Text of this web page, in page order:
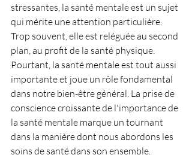
stressantes, la santé mentale est un sujet
qui mérite une attention particulière.
Trop souvent, elle est reléguée au second
plan, au profit de la santé physique.
Pourtant, la santé mentale est tout aussi
importante et joue un rôle fondamental
dans notre bien-être général. La prise de
conscience croissante de l'importance de
la santé mentale marque un tournant
dans la manière dont nous abordons les
soins de santé dans son ensemble.